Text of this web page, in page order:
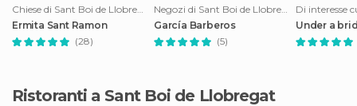
Chiese di Sant Boi de Llobregat
Ermita Sant Ramon
(28)
Negozi di Sant Boi de Llobregat
García Barberos
(5)
Under a
Ristoranti a Sant Boi de Llobregat